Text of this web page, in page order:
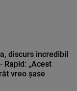
discurs incredibil
Rapid: „Acest
vreo șase